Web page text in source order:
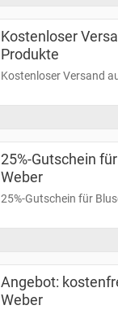
Kostenloser
Produkte
Kostenloser Versand
25%-Gutschein
Weber
25%-Gutschein für
Angebot:
Weber